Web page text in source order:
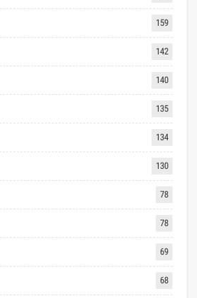
159
142
140
135
134
130
78
78
69
68